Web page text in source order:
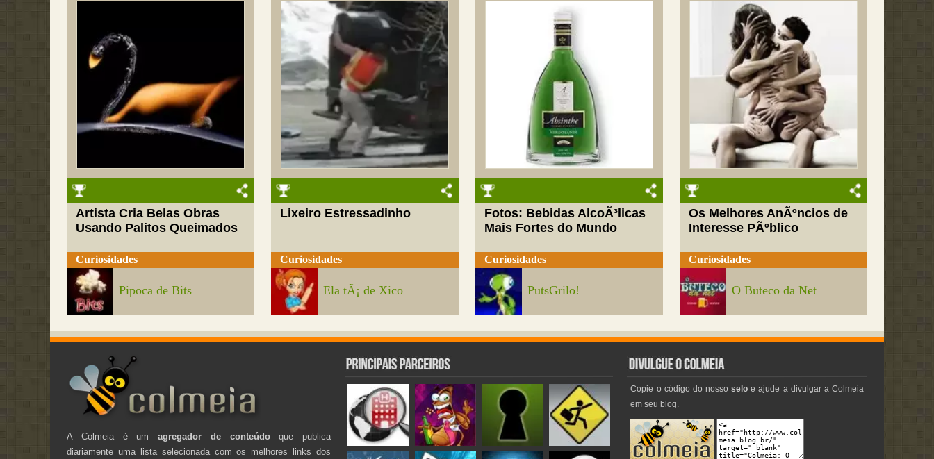
Artista Cria Belas Obras
Usando Palitos Queimados
Curiosidades
Pipoca de Bits
Lixeiro Estressadinho
Curiosidades
Ela tÃ¡ de Xico
Fotos: Bebidas AlcoÃ³licas
Mais Fortes do Mundo
Curiosidades
PutsGrilo!
Os Melhores AnÃºncios de
Interesse PÃºblico
Curiosidades
O Buteco da Net
A Colmeia é umagregador de conteúdoque publica
diariamente uma lista selecionada com os melhores links dos
Copie o código do nossoselo e ajude a divulgar a Colmeia
em seu blog.